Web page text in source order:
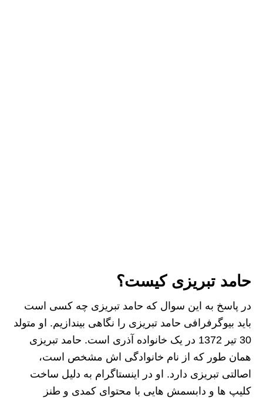
حامد تبریزی کیست؟
در پاسخ به این سوال که حامد تبریزی چه کسی است
باید بیوگرفرافی حامد تبریزی را نگاهی بیندازیم. او متولد
30 تیر 1372 در یک خانواده آذری است. حامد تبریزی
همان طور که از نام خانوادگی اش مشخص است،
اصالتی تبریزی دارد. او در اینستاگرام به دلیل ساخت
کلیپ ها و دابسمش هایی با محتوای کمدی و طنز